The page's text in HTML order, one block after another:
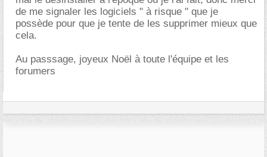
de me signaler les logiciels " à risque " que je
possède pour que je tente de les supprimer mieux que
cela.
Au passsage, joyeux Noël à toute l'équipe et les
forumers